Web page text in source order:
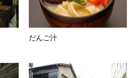
だんご汁